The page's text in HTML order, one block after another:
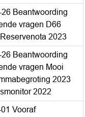
Beantwoording
vragen D66
2023
Beantwoording
vragen Mooi
2023
2022
Vooraf